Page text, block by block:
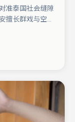
准泰国社会缝隙
擅长群戏与空间
弗分别提供反
爱强类型与清